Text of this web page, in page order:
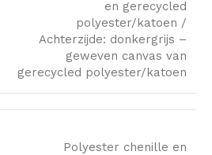
en gerecycled
polyester/katoen /
Achterzijde: donkergrijs –
geweven canvas van
gerecycled polyester/katoen
Polyester chenille en